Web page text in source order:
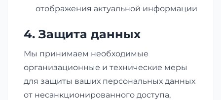
отображения актуальной информации
4. Защита данных
Мы принимаем необходимые
организационные и технические меры
для защиты ваших персональных данных
от несанкционированного доступа,